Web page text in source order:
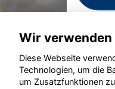
©
Wir verwenden
Diese Webseite
Technologien, um die
um Zusatzfunktionen